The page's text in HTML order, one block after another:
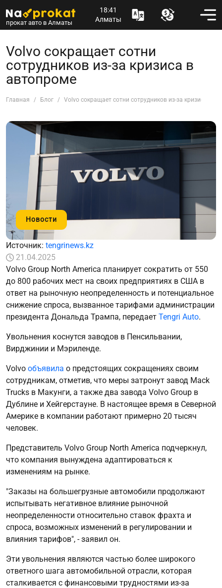
прокат авто в Алматы
18:41
Алматы
Volvo сокращает сотни
сотрудников из-за кризиса в
автопроме
Главная Блог Volvo сокращает сотни сотрудников из-за кризиса в
Новости
Источник: tengrinews.kz
21.04.2025
Volvo Group North America планирует сократить от 550
до 800 рабочих мест на своих предприятиях в США в
ответ на рыночную неопределенность и потенциальное
снижение спроса, вызванное тарифами администрации
президента Дональда Трампа, передает Tengri Auto.
Увольнения коснутся заводов в Пенсильвании,
Вирджинии и Мэриленде.
Volvo объявила о предстоящих сокращениях своим
сотрудникам, отметив, что меры затронут завод Mack
Trucks в Макунги, а также два завода Volvo Group в
Дублине и Хейгерстауне. В настоящее время в Северной
Америке в компании работают примерно 20 тысяч
человек.
Представитель Volvo Group North America подчеркнул,
что компания вынуждена адаптироваться к
изменениям на рынке.
"Заказы на большегрузные автомобили продолжают
испытывать негативное влияние рыночной
неопределенности относительно ставок фрахта и
спроса, возможных изменений в регулировании и
влияния тарифов", - заявил он.
Эти увольнения являются частью более широкого
ответного шага автомобильной отрасли, которая
сталкивается с финансовыми трудностями из-за